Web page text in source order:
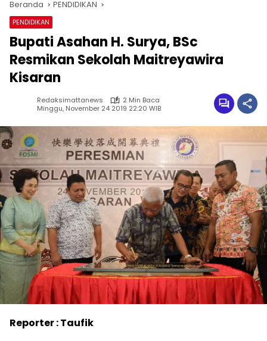
Beranda PENDIDIKAN
PENDIDIKAN
Bupati Asahan H. Surya, BSc
Resmikan Sekolah Maitreyawira
Kisaran
Redaksimattanews
2 Min Baca
Minggu, November 24 2019 22:20 WIB
Reporter : Taufik